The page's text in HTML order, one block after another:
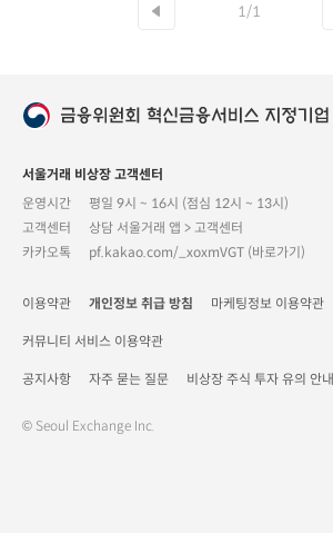
1/1
서울거래 비상장 고객센터
운영시간
평일 9시 ~ 16시 (점심 12시 ~ 13시)
고객센터
상담 서울거래 앱 > 고객센터
카카오톡
pf.kakao.com/_xoxmVGT (바로가기)
이용약관 개인정보 취급 방침 마케팅정보 이용약관
커뮤니티 서비스 이용약관
공지사항 자주 묻는 질문 비상장 주식 투자 유의 안내
© Seoul Exchange Inc.